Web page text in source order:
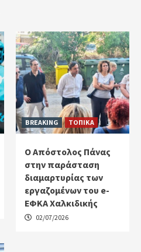
BREAKING ΤΟΠΙΚΑ
Ο Απόστολος Πάνας
στην παράσταση
διαμαρτυρίας των
εργαζομένων του e-
ΕΦΚΑ Χαλκιδικής
02/07/2026